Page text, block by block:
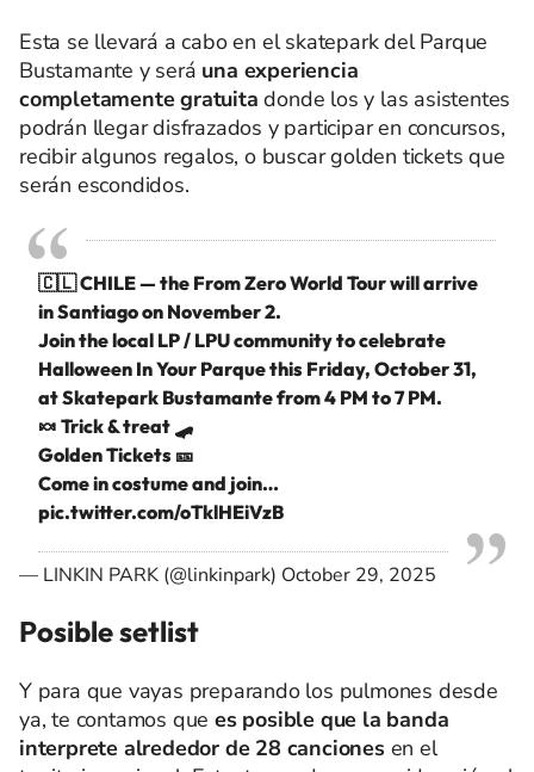
Esta se llevará a cabo en el skatepark del Parque
Bustamante y será una experiencia
completamente gratuita donde los y las asistentes
podrán llegar disfrazados y participar en concursos,
recibir algunos regalos, o buscar golden tickets que
serán escondidos.
🇨🇱 CHILE — the From Zero World Tour will arrive
in Santiago on November 2.
Join the local LP / LPU community to celebrate
Halloween In Your Parque this Friday, October 31,
at Skatepark Bustamante from 4 PM to 7 PM.
🍬 Trick & treat 🛹
Golden Tickets 🎫
Come in costume and join…
pic.twitter.com/oTklHEiVzB
— LINKIN PARK (@linkinpark) October 29, 2025
Posible setlist
Y para que vayas preparando los pulmones desde
ya, te contamos quees posible que la banda
interprete alrededor de 28 canciones en el